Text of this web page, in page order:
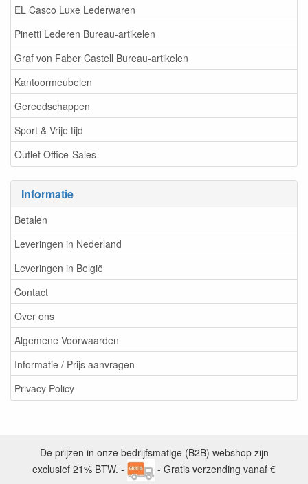
EL Casco Luxe Lederwaren
Pinetti Lederen Bureau-artikelen
Graf von Faber Castell Bureau-artikelen
Kantoormeubelen
Gereedschappen
Sport & Vrije tijd
Outlet Office-Sales
Informatie
Betalen
Leveringen in Nederland
Leveringen in België
Contact
Over ons
Algemene Voorwaarden
Informatie / Prijs aanvragen
Privacy Policy
De prijzen in onze bedrijfsmatige (B2B) webshop zijn
exclusief 21% BTW. -
- Gratis verzending vanaf €